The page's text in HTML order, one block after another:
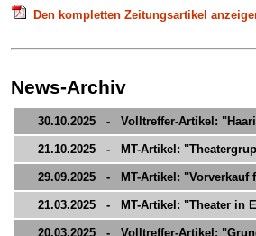
Den kompletten Zeitungsartikel
News-Archiv
30.10.2025 - Volltreffer-Artikel:
21.10.2025 - MT-Artikel:
29.09.2025 - MT-Artikel: "Vorverkauf
21.03.2025 - MT-Artikel: "Theater in
20.03.2025 - Volltreffer-Artikel: